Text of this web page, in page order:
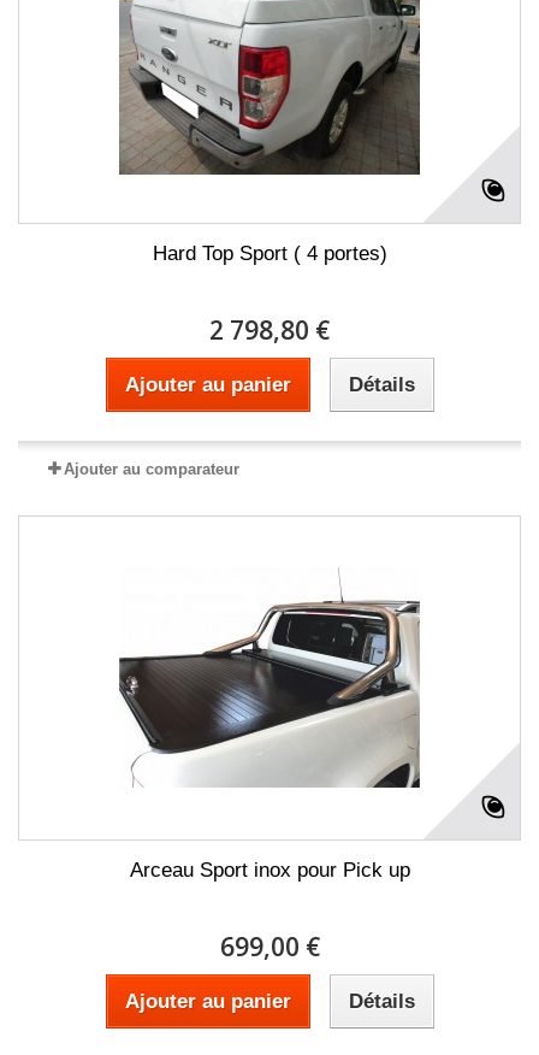
Hard Top Sport ( 4 portes)
2 798,80 €
Ajouter au panier Détails
Ajouter au comparateur
Arceau Sport inox pour Pick up
699,00 €
Ajouter au panier Détails